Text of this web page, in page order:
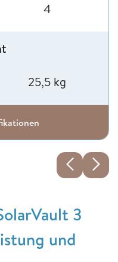
4
25,5 kg
3
und